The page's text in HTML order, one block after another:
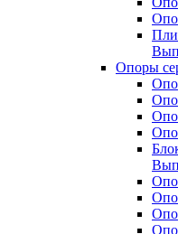
Опоры